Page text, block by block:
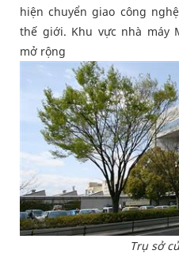
hiện chuyển giao công
thế giới. Khu vực nhà máy
mở rộng
Trụ sở